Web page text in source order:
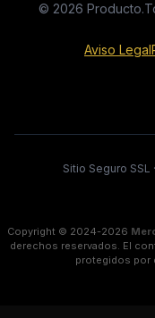
© 2026
Aviso Legal
Sitio Seguro SSL ·
Copyright © 2024-2026
derechos reservados. El
protegidos por